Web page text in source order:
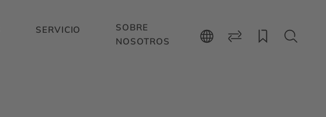
SERVICIO
SOBRE
NOSOTROS